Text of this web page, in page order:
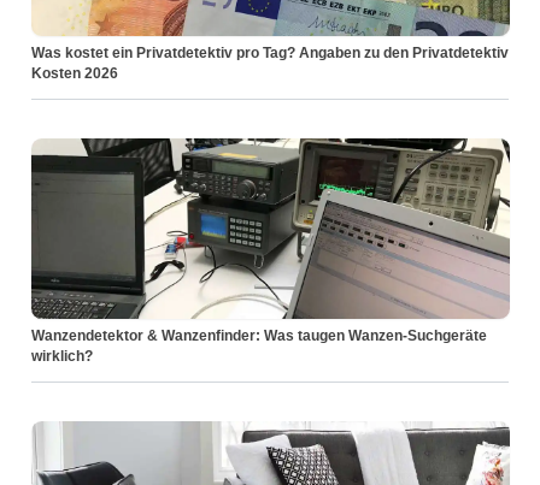
Was kostet ein Privatdetektiv pro Tag? Angaben zu den Privatdetektiv
Kosten 2026
Wanzendetektor & Wanzenfinder: Was taugen Wanzen-Suchgeräte
wirklich?